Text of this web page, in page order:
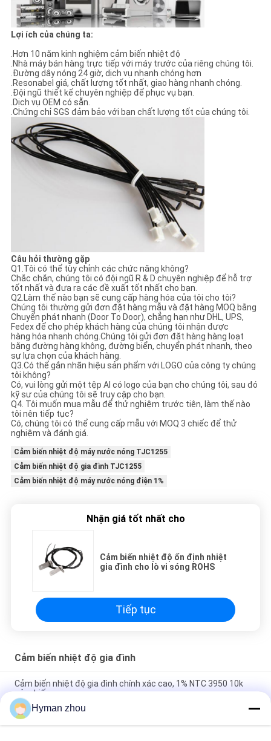
PRIVACY
POLICY
Lợi ích của chúng ta:
.Hơn 10 năm kinh nghiệm cảm biến nhiệt độ
.Nhà máy bán hàng trực tiếp với máy trước của riêng chúng tôi.
.Đường dây nóng 24 giờ, dịch vụ nhanh chóng hơn
.Resonabel giá, chất lượng tốt nhất, giao hàng nhanh chóng.
.Đội ngũ thiết kế chuyên nghiệp để phục vụ bạn.
.Dịch vụ OEM có sẵn.
.Chứng chỉ SGS đảm bảo với bạn chất lượng tốt của chúng tôi.
Câu hỏi thường gặp
Q1.Tôi có thể tùy chỉnh các chức năng không?
Chắc chắn, chúng tôi có đội ngũ R & D chuyên nghiệp để hỗ trợ
tốt nhất và đưa ra các đề xuất tốt nhất cho bạn.
Q2.Làm thế nào bạn sẽ cung cấp hàng hóa của tôi cho tôi?
Chúng tôi thường gửi đơn đặt hàng mẫu và đặt hàng MOQ bằng
Chuyển phát nhanh (Door To Door), chẳng hạn như DHL, UPS,
Fedex để cho phép khách hàng của chúng tôi nhận được
hàng hóa nhanh chóng.Chúng tôi gửi đơn đặt hàng hàng loạt
bằng đường hàng không, đường biển, chuyển phát nhanh, theo
sự lựa chọn của khách hàng.
Q3.Có thể gắn nhãn hiệu sản phẩm với LOGO của công ty chúng
tôi không?
Có, vui lòng gửi một tệp AI có logo của bạn cho chúng tôi, sau đó
kỹ sư của chúng tôi sẽ truy cập cho bạn.
Q4. Tôi muốn mua mẫu để thử nghiệm trước tiên, làm thế nào
tôi nên tiếp tục?
Có, chúng tôi có thể cung cấp mẫu với MOQ 3 chiếc để thử
nghiệm và đánh giá.
Cảm biến nhiệt độ máy nước nóng TJC1255
Cảm biến nhiệt độ gia đình TJC1255
Cảm biến nhiệt độ máy nước nóng điện 1%
Nhận giá tốt nhất cho
Cảm biến nhiệt độ ổn định nhiệt
gia đình cho lò vi sóng ROHS
Tiếp tục
Cảm biến nhiệt độ gia đình
Cảm biến nhiệt độ gia đình chính xác cao, 1% NTC 3950 10k
cảm biến
28AWG Home Temp Sensor chống thấm nước 100k DS18B20
với dây PTFE
Hyman zhou